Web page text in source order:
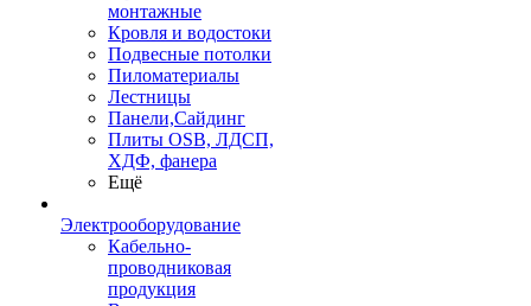
монтажные
Кровля и водостоки
Подвесные потолки
Пиломатериалы
Лестницы
Панели,Сайдинг
Плиты OSB, ЛДСП,
ХДФ, фанера
Ещё
Электрооборудование
Кабельно-
проводниковая
продукция